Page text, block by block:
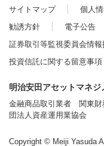
サイトマップ
個人
勧誘方針
電子公告
証券取引等監視委員会情報
投資信託に関する留意事項
明治安田アセットマネ
金融商品取引業者 関東財
団法人資産運用業協会
Copyright © Meiji Yasuda